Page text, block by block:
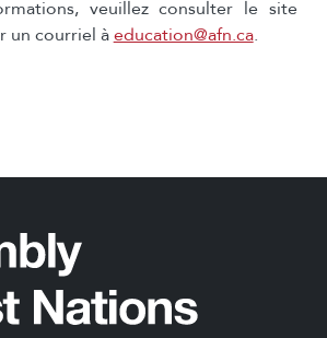
veuillez consulter le site
un courriel àeducation@afn.ca.